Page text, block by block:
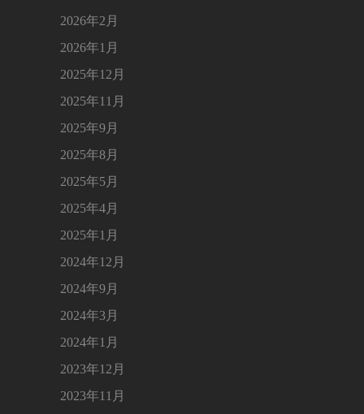
2026年2月
2026年1月
2025年12月
2025年11月
2025年9月
2025年8月
2025年5月
2025年4月
2025年1月
2024年12月
2024年9月
2024年3月
2024年1月
2023年12月
2023年11月